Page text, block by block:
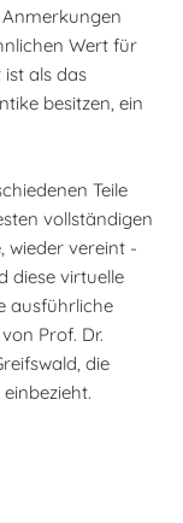
Wert für
ist als das
besitzen, ein
Teile
vollständigen
wieder vereint -
diese virtuelle
ausführliche
Prof. Dr.
die